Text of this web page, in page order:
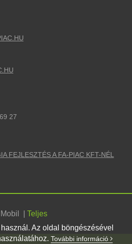
Az oldal böngészésével
További információ
27
FEJLESZTÉS A FA-PIAC KFT-NÉL
Mobil Teljes